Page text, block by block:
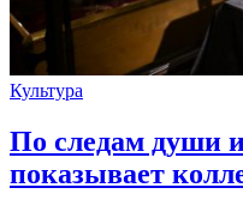
Культура
По следам души
показывает